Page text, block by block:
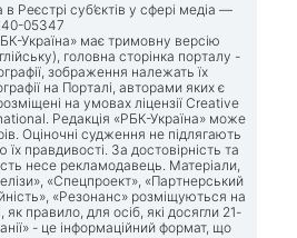
Реєстрі суб’єктів у сфері медіа —
05347
Україна» має тримовну версію
головна сторінка порталу -
зображення належать їх
на Порталі, авторами яких є
на умовах ліцензії Creative
Редакція «РБК-Україна» може
Оціночні судження не підлягають
правдивості. За достовірність та
несе рекламодавець. Матеріали,
«Спецпроект», «Партнерський
«Резонанс» розміщуються на
правило, для осіб, які досягли 21-
- це інформаційний формат, що